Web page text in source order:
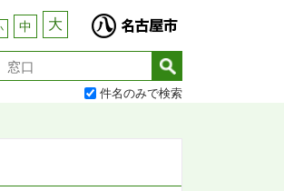
中 大
件名のみで検索